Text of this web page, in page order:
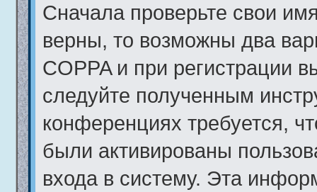
Сначала проверьте свои
верны, то возможны два
COPPA и при регистрации
следуйте полученным
конференциях требуется,
были активированы
входа в систему. Эта